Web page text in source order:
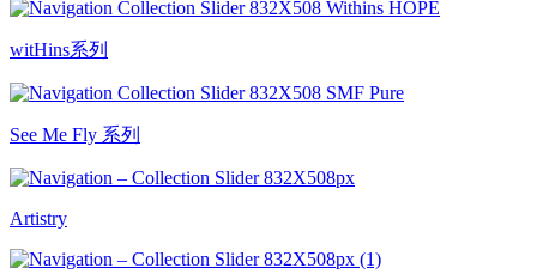
witHins系列
See Me Fly 系列
Artistry